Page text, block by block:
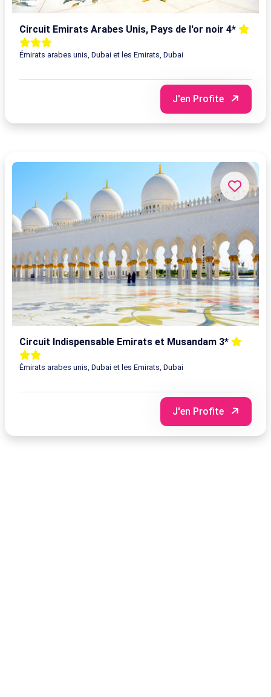
Circuit Emirats Arabes Unis, Pays de l'or noir 4*
Émirats arabes unis, Dubai et les Emirats, Dubai
J'en Profite
Circuit Indispensable Emirats et Musandam 3*
Émirats arabes unis, Dubai et les Emirats, Dubai
J'en Profite